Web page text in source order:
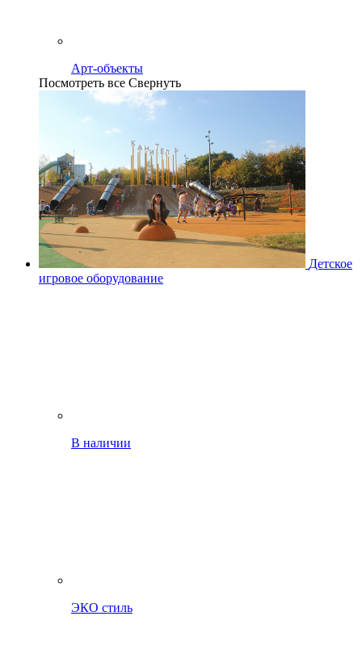
Арт-объекты
Посмотреть все Свернуть
Детское
игровое оборудование
В наличии
ЭКО стиль